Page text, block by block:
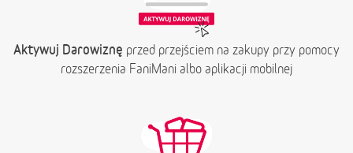
Aktywuj Darowiznę przed przejściem na zakupy przy pomocy
rozszerzenia FaniMani albo aplikacji mobilnej